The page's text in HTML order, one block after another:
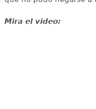
Mira el video: